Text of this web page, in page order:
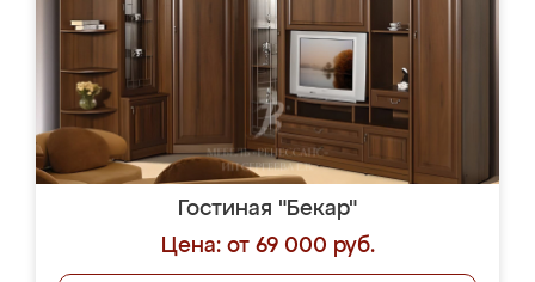
Гостиная "Бекар"
Цена: от 69 000 руб.